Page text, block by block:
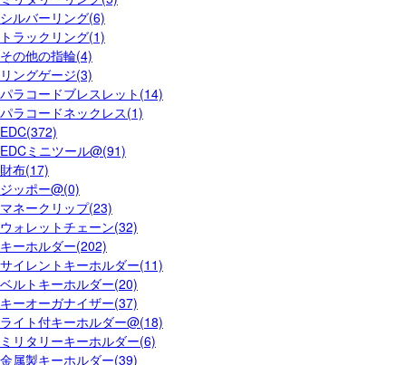
シルバーリング(6)
トラックリング(1)
その他の指輪(4)
リングゲージ(3)
パラコードブレスレット(14)
パラコードネックレス(1)
EDC(372)
EDCミニツール@(91)
財布(17)
ジッポー@(0)
マネークリップ(23)
ウォレットチェーン(32)
キーホルダー(202)
サイレントキーホルダー(11)
ベルトキーホルダー(20)
キーオーガナイザー(37)
ライト付キーホルダー@(18)
ミリタリーキーホルダー(6)
金属製キーホルダー(39)